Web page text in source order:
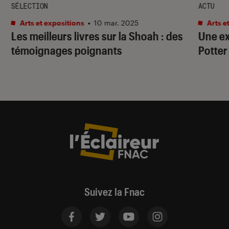
Les meilleurs livres sur la Shoah : des
témoignages poignants
SÉLECTION
Arts et expositions • 10 mar. 2025
Une
ACTU
Arts
Suivez la Fnac